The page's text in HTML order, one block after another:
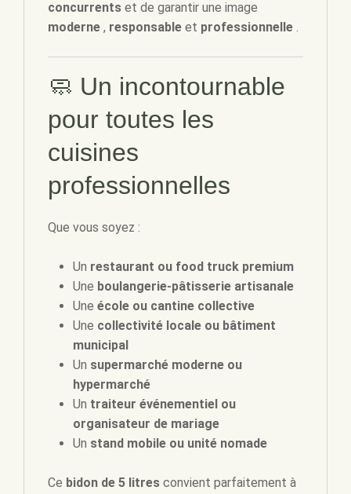
concurrents et de garantir une image
moderne , responsable et professionnelle .
🧼 Un incontournable
pour toutes les
cuisines
professionnelles
Que vous soyez :
Un restaurant ou food truck premium
Une boulangerie-pâtisserie artisanale
Une école ou cantine collective
Une collectivité locale ou bâtiment
municipal
Un supermarché moderne ou
hypermarché
Un traiteur événementiel ou
organisateur de mariage
Un stand mobile ou unité nomade
Ce bidon de 5 litres convient parfaitement à